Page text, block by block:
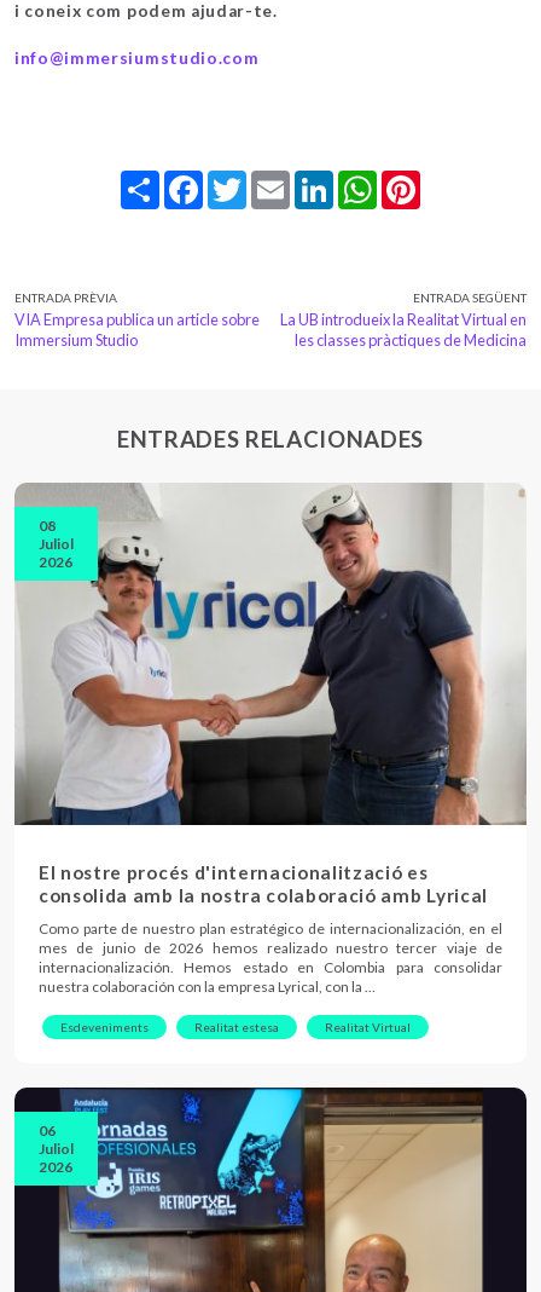
i coneix com podem ajudar-te.
info@immersiumstudio.com
Share FacebookTwitterEmail LinkedInWhatsApp
ENTRADA PRÈVIA
VIA Empresa publica un article sobre
Immersium Studio
ENTRADA SEGÜENT
La UB introdueix la Realitat Virtual en
les classes pràctiques de Medicina
ENTRADES RELACIONADES
08
Juliol
2026
El nostre procés d'internacionalització es
consolida amb la nostra colaboració amb Lyrical
Como parte de nuestro plan estratégico de internacionalización, en el
mes de junio de 2026 hemos realizado nuestro tercer viaje de
internacionalización. Hemos estado en Colombia para consolidar
nuestra colaboración con la empresa Lyrical, con la …
Esdeveniments Realitat estesa Realitat Virtual
06
Juliol
2026